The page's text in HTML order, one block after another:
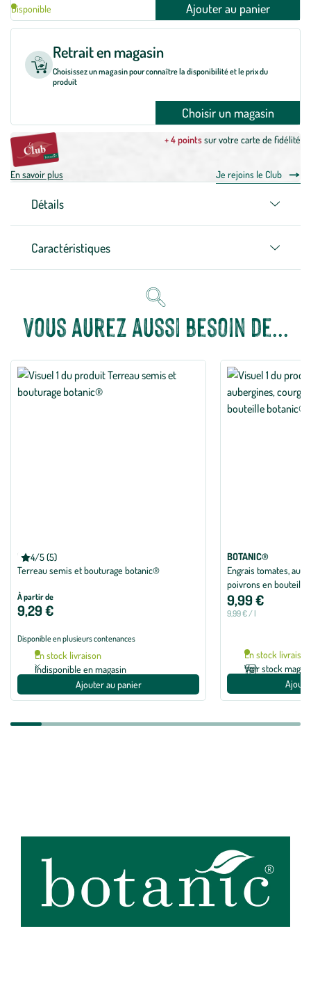
Disponible Ajouter au panier
Retrait en magasin
Choisissez un magasin pour connaître la disponibilité et le prix du
produit
Choisir un magasin
+ 4 pointssur votre carte de fidélité
En savoir plus Je rejoins le Club
Détails
Caractéristiques
Vous aurez aussi besoin de...
4/5 (5)
Note moyenne de 4 sur 5 avec 5 avis
BOTANIC®
Terreau semis et bouturage botanic®
À partir de
9,29 €
Disponible en plusieurs contenances
En stock livraison
Indisponible en magasin
Ajouter au panier
BOTANIC®
Engrais tomates,
poivrons en bouteille
9,99 €
9,99 € / l
En stock livraison
Voir stock